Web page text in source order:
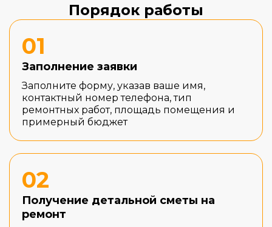
Порядок работы
01
Заполнение заявки
Заполните форму, указав ваше имя,
контактный номер телефона, тип
ремонтных работ, площадь помещения и
примерный бюджет
02
Получение детальной сметы на
ремонт